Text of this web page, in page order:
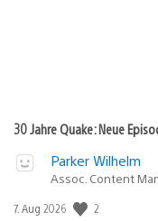
30 Jahre Quake: Neue
Parker Wilhelm
Assoc. Content
Veröffentlichungsdatum:
7. Aug 2026 2